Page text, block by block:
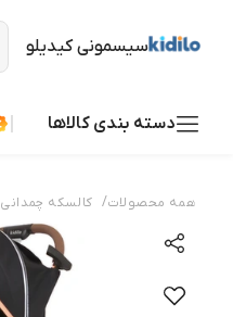
سیسمونی کیدیلو
دسته بندی کالاها
همه محصولات/ کالسکه چمدانی